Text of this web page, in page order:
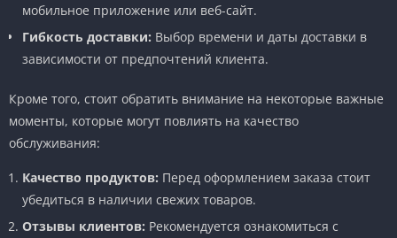
мобильное приложение или веб-сайт.
Гибкость доставки: Выбор времени и даты доставки в
зависимости от предпочтений клиента.
Кроме того, стоит обратить внимание на некоторые важные
моменты, которые могут повлиять на качество
обслуживания:
Качество продуктов: Перед оформлением заказа стоит
убедиться в наличии свежих товаров.
Отзывы клиентов: Рекомендуется ознакомиться с